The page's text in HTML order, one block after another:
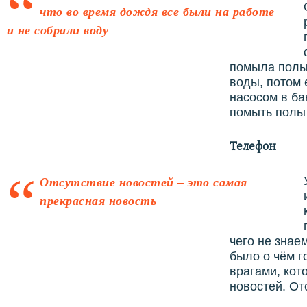
что во время дождя все были на работе
и не собрали воду
помыла полы
воды, потом
насосом в
помыть
Телефон
Отсутствие новостей – это самая
прекрасная новость
чего не
было о чём
врагами,
новостей.